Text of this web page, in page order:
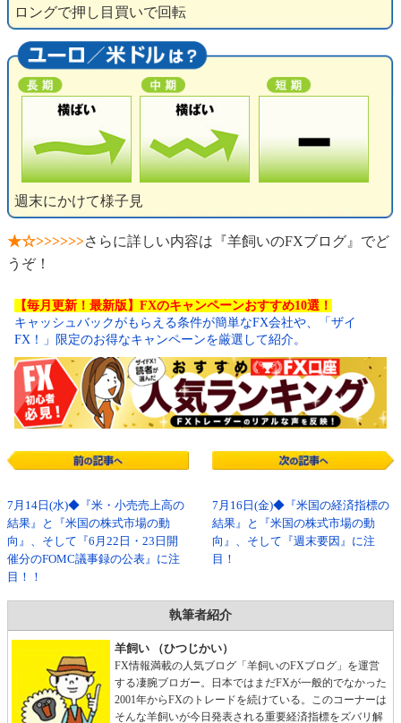
ロングで押し目買いで回転
週末にかけて様子見
★☆>>>>>>さらに詳しい内容は『羊飼いのFXブログ』でど
うぞ！
【毎月更新！最新版】FXのキャンペーンおすすめ10選！
キャッシュバックがもらえる条件が簡単なFX会社や、「ザイ
FX！」限定のお得なキャンペーンを厳選して紹介。
7月14日(水)◆『米・小売売上高の
結果』と『米国の株式市場の動
向』、そして『6月22日・23日開
催分のFOMC議事録の公表』に注
目！！
7月16日(金)◆『米国の経済指標の
結果』と『米国の株式市場の動
向』、そして『週末要因』に注
目！
執筆者紹介
羊飼い （ひつじかい）
FX情報満載の人気ブログ「羊飼いのFXブログ」を運営
する凄腕ブロガー。日本ではまだFXが一般的でなかった
2001年からFXのトレードを続けている。このコーナーは
そんな羊飼いが今日発表される重要経済指標をズバリ解